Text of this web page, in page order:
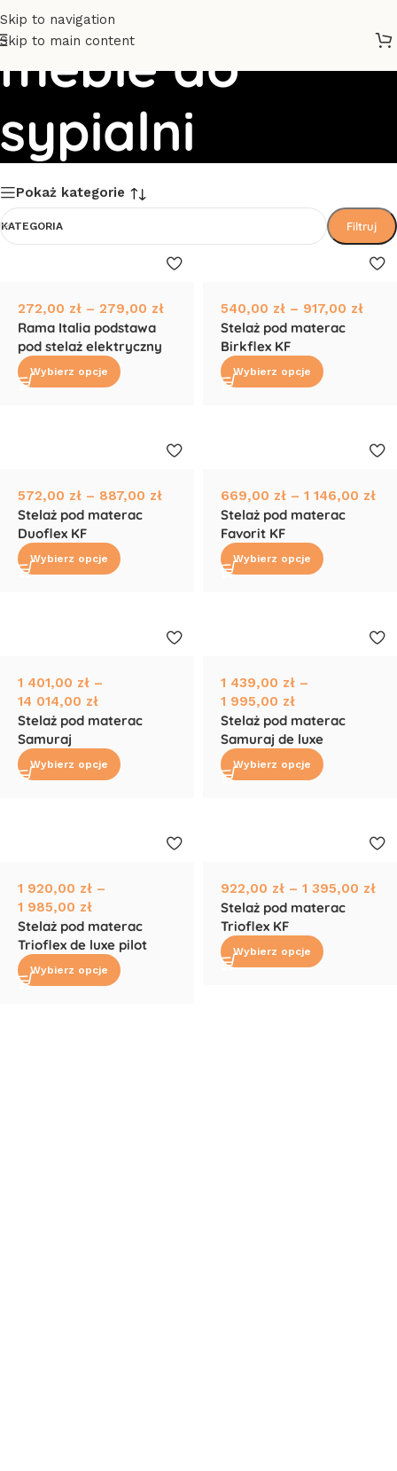
Skip to navigation
Skip to main content
meble do
sypialni
Pokaż kategorie
KATEGORIA Filtruj
272,00 zł – 279,00 zł
Rama Italia podstawa
pod stelaż elektryczny
Wybierz opcje
540,00 zł – 917,00 zł
Stelaż pod materac
Birkflex KF
Wybierz opcje
572,00 zł – 887,00 zł
Stelaż pod materac
Duoflex KF
Wybierz opcje
669,00 zł – 1 146,00 zł
Stelaż pod materac
Favorit KF
Wybierz opcje
1 401,00 zł –
14 014,00 zł
Stelaż pod materac
Samuraj
Wybierz opcje
1 439,00 zł –
1 995,00 zł
Stelaż pod materac
Samuraj de luxe
Wybierz opcje
1 920,00 zł –
1 985,00 zł
Stelaż pod materac
Trioflex de luxe pilot
Wybierz opcje
922,00 zł – 1 395,00 zł
Stelaż pod materac
Trioflex KF
Wybierz opcje